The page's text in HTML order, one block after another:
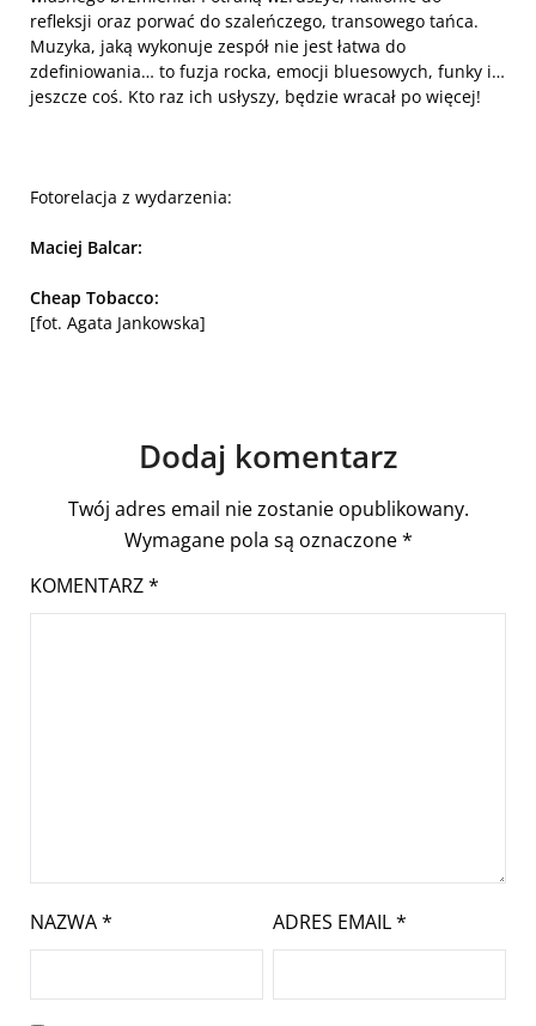
refleksji oraz porwać do szaleńczego, transowego tańca.
Muzyka, jaką wykonuje zespół nie jest łatwa do
zdefiniowania… to fuzja rocka, emocji bluesowych, funky i…
jeszcze coś. Kto raz ich usłyszy, będzie wracał po więcej!
Fotorelacja z wydarzenia:
Maciej Balcar:
Cheap Tobacco:
[fot. Agata Jankowska]
Dodaj komentarz
Twój adres email nie zostanie opublikowany.
Wymagane pola są oznaczone*
KOMENTARZ*
NAZWA* ADRES EMAIL*